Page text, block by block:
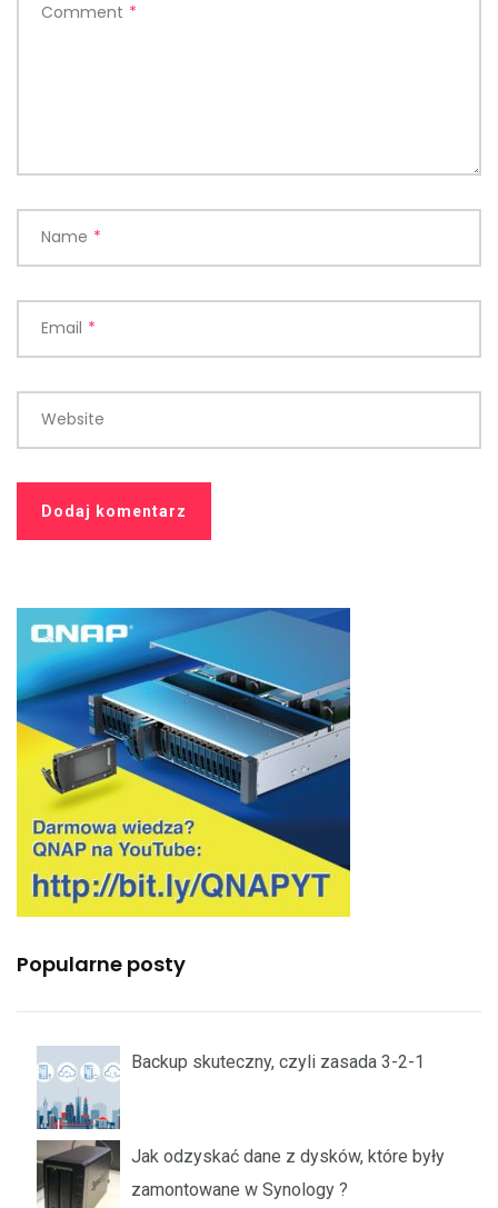
Comment *
Name *
Email *
Website
Popularne posty
Backup skuteczny, czyli zasada 3-2-1
Jak odzyskać dane z dysków, które były
zamontowane w Synology ?